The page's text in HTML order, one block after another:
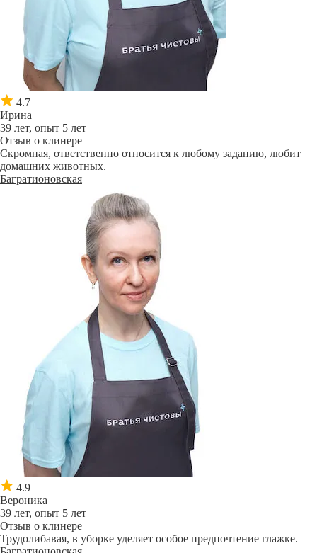
4.7
Ирина
39 лет, опыт 5 лет
Отзыв о клинере
Скромная, ответственно относится к любому заданию, любит
домашних животных.
Багратионовская
4.9
Вероника
39 лет, опыт 5 лет
Отзыв о клинере
Трудолибавая, в уборке уделяет особое предпочтение глажке.